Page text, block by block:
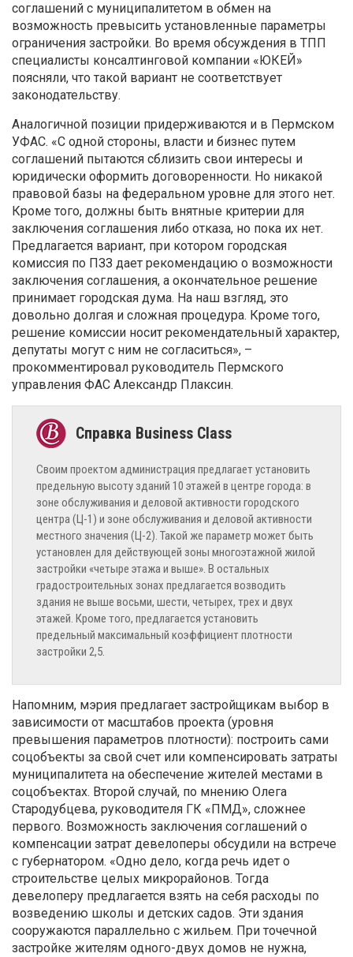
соглашений с муниципалитетом в обмен на
возможность превысить установленные параметры
ограничения застройки. Во время обсуждения в ТПП
специалисты консалтинговой компании «ЮКЕЙ»
поясняли, что такой вариант не соответствует
законодательству.
Аналогичной позиции придерживаются и в Пермском
УФАС. «С одной стороны, власти и бизнес путем
соглашений пытаются сблизить свои интересы и
юридически оформить договоренности. Но никакой
правовой базы на федеральном уровне для этого нет.
Кроме того, должны быть внятные критерии для
заключения соглашения либо отказа, но пока их нет.
Предлагается вариант, при котором городская
комиссия по ПЗЗ дает рекомендацию о возможности
заключения соглашения, а окончательное решение
принимает городская дума. На наш взгляд, это
довольно долгая и сложная процедура. Кроме того,
решение комиссии носит рекомендательный характер,
депутаты могут с ним не согласиться», –
прокомментировал руководитель Пермского
управления ФАС Александр Плаксин.
Своим проектом администрация предлагает установить
предельную высоту зданий 10 этажей в центре города: в
зоне обслуживания и деловой активности городского
центра (Ц-1) и зоне обслуживания и деловой активности
местного значения (Ц-2). Такой же параметр может быть
установлен для действующей зоны многоэтажной жилой
застройки «четыре этажа и выше». В остальных
градостроительных зонах предлагается возводить
здания не выше восьми, шести, четырех, трех и двух
этажей. Кроме того, предлагается установить
предельный максимальный коэффициент плотности
застройки 2,5.
Напомним, мэрия предлагает застройщикам выбор в
зависимости от масштабов проекта (уровня
превышения параметров плотности): построить сами
соцобъекты за свой счет или компенсировать затраты
муниципалитета на обеспечение жителей местами в
соцобъектах. Второй случай, по мнению Олега
Стародубцева, руководителя ГК «ПМД», сложнее
первого. Возможность заключения соглашений о
компенсации затрат девелоперы обсудили на встрече
с губернатором. «Одно дело, когда речь идет о
строительстве целых микрорайонов. Тогда
девелоперу предлагается взять на себя расходы по
возведению школы и детских садов. Эти здания
сооружаются параллельно с жильем. При точечной
застройке жителям одного-двух домов не нужна,